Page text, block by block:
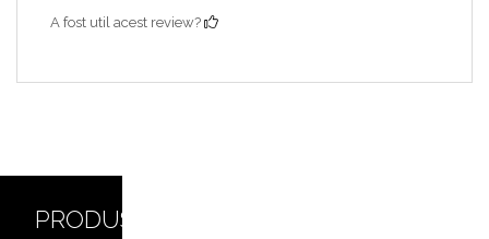
A fost util acest review?
PRODUSE